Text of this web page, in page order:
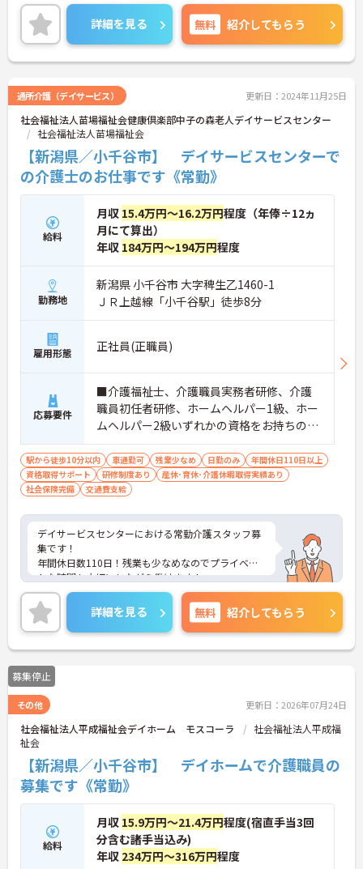
価されます。
ご興味のある方は、面接のポイントをお伝えします
のでお気軽にお問い合せください。
詳細を見る 無料 紹介してもらう
通所介護（デイサービス） 更新日：2024年11月25日
社会福祉法人苗場福祉会健康倶楽部中子の森老人デイサービスセンター
社会福祉法人苗場福祉会
【新潟県／小千谷市】 デイサービスセンターで
の介護士のお仕事です《常勤》
給料
月収 15.4万円～16.2万円程度（年俸÷12ヵ
月にて算出）
年収 184万円～194万円程度
勤務地
新潟県 小千谷市 大字稗生乙1460-1
ＪＲ上越線「小千谷駅」徒歩8分
雇用形態 正社員(正職員)
応募要件
■介護福祉士、介護職員実務者研修、介護
職員初任者研修、ホームヘルパー1級、ホー
ムヘルパー2級いずれかの資格をお持ちの方
※無資格・未経験応相談 ■普通自動車運転
免許（AT限定可）
駅から徒歩10分以内 車通勤可 残業少なめ 日勤のみ
年間休日110日以上
資格取得サポート
研修制度あり
産休･育休･介護休暇取得実績あり
社会保険完備
交通費支給
デイサービスセンターにおける常勤介護スタッフ募
集です！
年間休日数110日！残業も少なめなのでプライベー
トな時間も大切にしながら働けます！
ご興味ある方には、面接のポイントなど、さらに詳
細をお話致しますのでお気軽にご相談ください。
詳細を見る 無料 紹介してもらう
募集停止
その他 更新日：2026年07月24日
社会福祉法人平成福祉会デイホーム モスコーラ
社会福祉法人平成福
祉会
【新潟県／小千谷市】 デイホームで介護職員の
募集です《常勤》
給料
月収 15.9万円～21.4万円程度(宿直手当3回
分含む諸手当込み)
年収 234万円～316万円程度